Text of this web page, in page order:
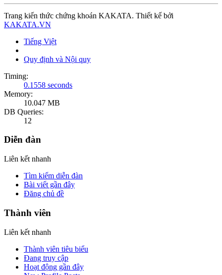
Trang kiến thức chứng khoán KAKATA. Thiết kế bởi
KAKATA.VN
Tiếng Việt
Quy định và Nội quy
Timing:
0.1558 seconds
Memory:
10.047 MB
DB Queries:
12
Diễn đàn
Liên kết nhanh
Tìm kiếm diễn đàn
Bài viết gần đây
Đăng chủ đề
Thành viên
Liên kết nhanh
Thành viên tiêu biểu
Đang truy cập
Hoạt động gần đây